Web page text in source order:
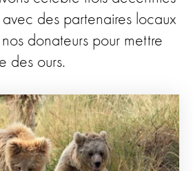
des partenaires locaux
donateurs pour mettre
des ours.